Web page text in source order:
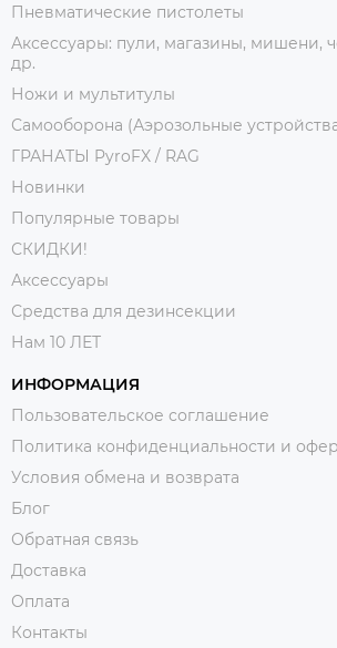
Пневматические пистолеты
Аксессуары: пули, магазины, мишени,
др.
Ножи и мультитулы
Самооборона (Аэрозольные
ГРАНАТЫ PyroFX / RAG
Новинки
Популярные товары
СКИДКИ!
Аксессуары
Средства для дезинсекции
Нам 10 ЛЕТ
ИНФОРМАЦИЯ
Пользовательское соглашение
Политика конфиденциальности и
Условия обмена и возврата
Блог
Обратная связь
Доставка
Оплата
Контакты